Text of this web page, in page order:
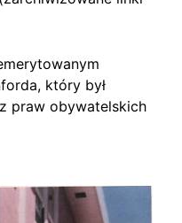
który był
praw obywatelskich